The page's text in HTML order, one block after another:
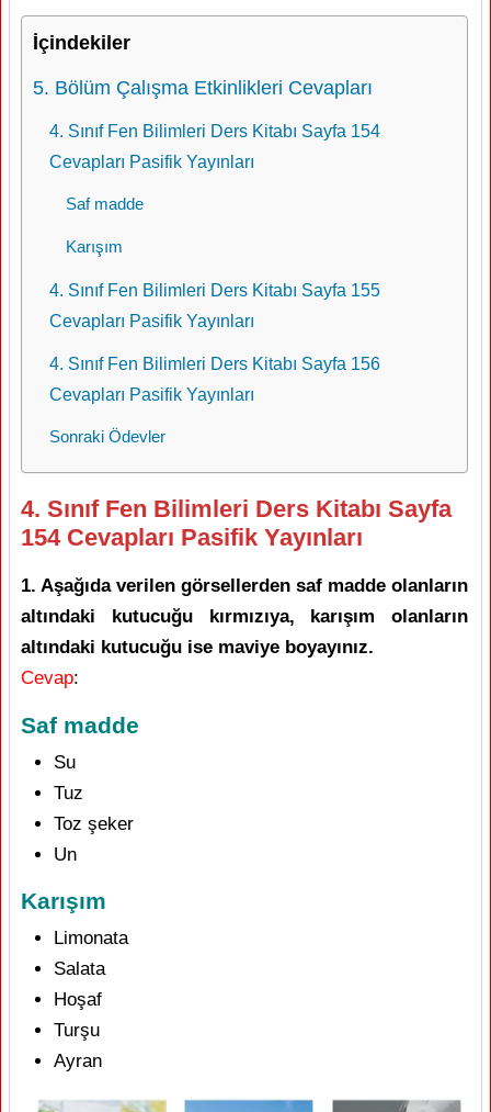
İçindekiler
5. Bölüm Çalışma Etkinlikleri Cevapları
4. Sınıf Fen Bilimleri Ders Kitabı Sayfa 154
Cevapları Pasifik Yayınları
Saf madde
Karışım
4. Sınıf Fen Bilimleri Ders Kitabı Sayfa 155
Cevapları Pasifik Yayınları
4. Sınıf Fen Bilimleri Ders Kitabı Sayfa 156
Cevapları Pasifik Yayınları
Sonraki Ödevler
4. Sınıf Fen Bilimleri Ders Kitabı Sayfa
154 Cevapları Pasifik Yayınları
1. Aşağıda verilen görsellerden saf madde olanların
altındaki kutucuğu kırmızıya, karışım olanların
altındaki kutucuğu ise maviye boyayınız.
Cevap:
Saf madde
Su
Tuz
Toz şeker
Un
Karışım
Limonata
Salata
Hoşaf
Turşu
Ayran